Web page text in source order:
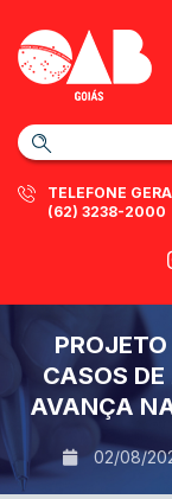
TELEFONE
(62) 3238-2000
CASOS
AVANÇA
02/08/